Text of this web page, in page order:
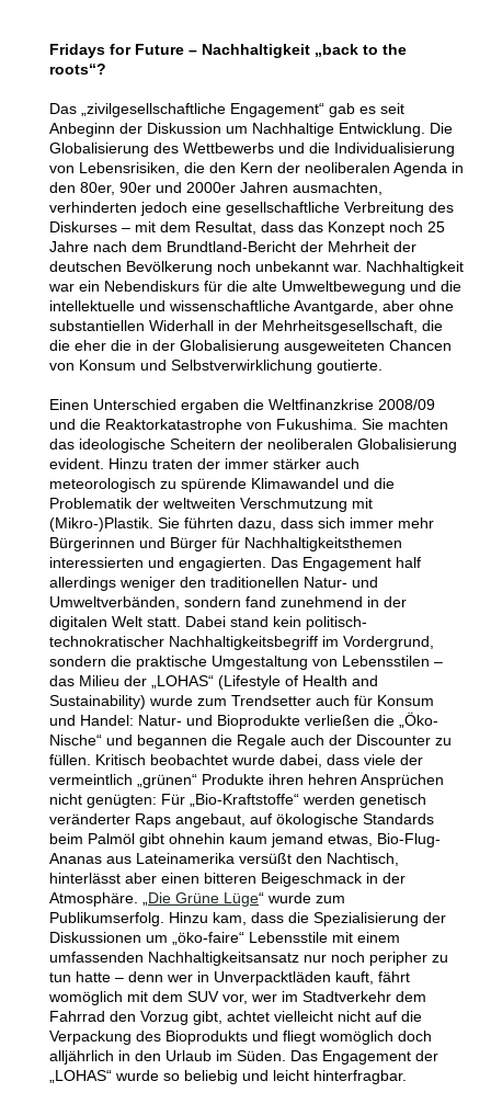
Fridays for Future – Nachhaltigkeit „back to the
roots“?
Das „zivilgesellschaftliche Engagement“ gab es seit
Anbeginn der Diskussion um Nachhaltige Entwicklung. Die
Globalisierung des Wettbewerbs und die Individualisierung
von Lebensrisiken, die den Kern der neoliberalen Agenda in
den 80er, 90er und 2000er Jahren ausmachten,
verhinderten jedoch eine gesellschaftliche Verbreitung des
Diskurses – mit dem Resultat, dass das Konzept noch 25
Jahre nach dem Brundtland-Bericht der Mehrheit der
deutschen Bevölkerung noch unbekannt war. Nachhaltigkeit
war ein Nebendiskurs für die alte Umweltbewegung und die
intellektuelle und wissenschaftliche Avantgarde, aber ohne
substantiellen Widerhall in der Mehrheitsgesellschaft, die
die eher die in der Globalisierung ausgeweiteten Chancen
von Konsum und Selbstverwirklichung goutierte.
Einen Unterschied ergaben die Weltfinanzkrise 2008/09
und die Reaktorkatastrophe von Fukushima. Sie machten
das ideologische Scheitern der neoliberalen Globalisierung
evident. Hinzu traten der immer stärker auch
meteorologisch zu spürende Klimawandel und die
Problematik der weltweiten Verschmutzung mit
(Mikro-)Plastik. Sie führten dazu, dass sich immer mehr
Bürgerinnen und Bürger für Nachhaltigkeitsthemen
interessierten und engagierten. Das Engagement half
allerdings weniger den traditionellen Natur- und
Umweltverbänden, sondern fand zunehmend in der
digitalen Welt statt. Dabei stand kein politisch-
technokratischer Nachhaltigkeitsbegriff im Vordergrund,
sondern die praktische Umgestaltung von Lebensstilen –
das Milieu der „LOHAS“ (Lifestyle of Health and
Sustainability) wurde zum Trendsetter auch für Konsum
und Handel: Natur- und Bioprodukte verließen die „Öko-
Nische“ und begannen die Regale auch der Discounter zu
füllen. Kritisch beobachtet wurde dabei, dass viele der
vermeintlich „grünen“ Produkte ihren hehren Ansprüchen
nicht genügten: Für „Bio-Kraftstoffe“ werden genetisch
veränderter Raps angebaut, auf ökologische Standards
beim Palmöl gibt ohnehin kaum jemand etwas, Bio-Flug-
Ananas aus Lateinamerika versüßt den Nachtisch,
hinterlässt aber einen bitteren Beigeschmack in der
Atmosphäre. „ Die Grüne Lüge“ wurde zum
Publikumserfolg. Hinzu kam, dass die Spezialisierung der
Diskussionen um „öko-faire“ Lebensstile mit einem
umfassenden Nachhaltigkeitsansatz nur noch peripher zu
tun hatte – denn wer in Unverpacktläden kauft, fährt
womöglich mit dem SUV vor, wer im Stadtverkehr dem
Fahrrad den Vorzug gibt, achtet vielleicht nicht auf die
Verpackung des Bioprodukts und fliegt womöglich doch
alljährlich in den Urlaub im Süden.
Das Engagement der
„LOHAS“ wurde so beliebig und leicht hinterfragbar.